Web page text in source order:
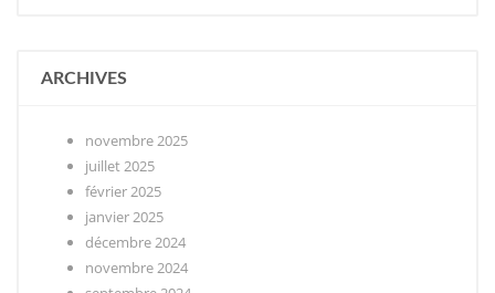
ARCHIVES
novembre 2025
juillet 2025
février 2025
janvier 2025
décembre 2024
novembre 2024